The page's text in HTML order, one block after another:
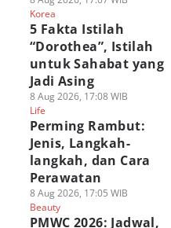
Korea
5 Fakta Istilah
“Dorothea”, Istilah
untuk Sahabat yang
Jadi Asing
8 Aug 2026, 17:08 WIB
Life
Perming Rambut:
Jenis, Langkah-
langkah, dan Cara
Perawatan
8 Aug 2026, 17:05 WIB
Beauty
PMWC 2026: Jadwal,